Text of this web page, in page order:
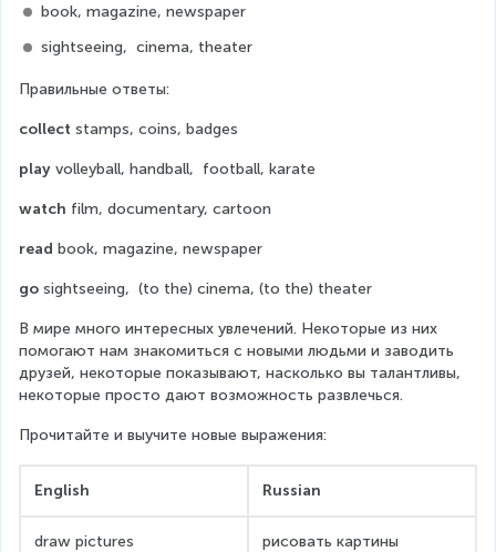
book, magazine, newspaper
sightseeing,  cinema, theater
Правильные ответы:
collect stamps, coins, badges
play volleyball, handball,  football, karate
watch film, documentary, cartoon
read book, magazine, newspaper
go sightseeing,  (to the) cinema, (to the) theater
В мире много интересных увлечений. Некоторые из них
помогают нам знакомиться с новыми людьми и заводить
друзей, некоторые показывают, насколько вы талантливы,
некоторые просто дают возможность развлечься.
Прочитайте и выучите новые выражения:
English Russian
draw pictures рисовать картины